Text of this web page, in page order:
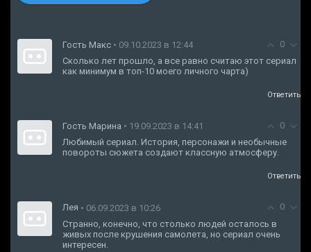
0
Гость Макс • 09.10.2023 в 12:44
Сколько лет прошло, а все равно считаю этот сериал
как минимум в топ-10 моего личного чарта)
Ответить
0
Гость Марина • 19.09.2023 в 14:41
Любимый сериал. История, персонажи и необычные
повороты сюжета создают классную атмосферу.
Ответить
0
Лея • 06.09.2023 в 10:26
Странно, конечно, что столько людей осталось в
живых после крушения самолета, но сериал очень
интересен.